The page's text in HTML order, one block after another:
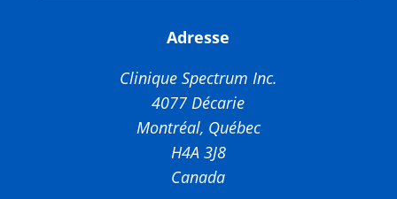
Adresse
Clinique Spectrum Inc.
4077 Décarie
Montréal, Québec
H4A 3J8
Canada